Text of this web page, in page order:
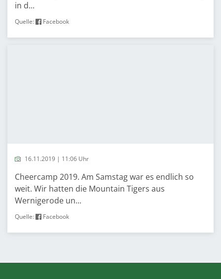
in d...
Quelle: Facebook
16.11.2019 | 11:06 Uhr
Cheercamp 2019. Am Samstag war es endlich so
weit. Wir hatten die Mountain Tigers aus
Wernigerode un...
Quelle: Facebook